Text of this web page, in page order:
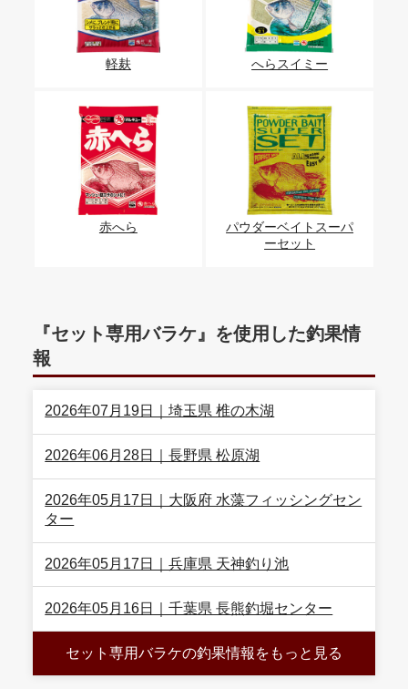
軽麸 へらスイミー
赤へら
パウダーベイトスーパ
ーセット
『セット専用バラケ』を使用した釣果情
報
2026年07月19日｜埼玉県 椎の木湖
2026年06月28日｜長野県 松原湖
2026年05月17日｜大阪府 水藻フィッシングセン
ター
2026年05月17日｜兵庫県 天神釣り池
2026年05月16日｜千葉県 長熊釣堀センター
セット専用バラケの釣果情報をもっと見る